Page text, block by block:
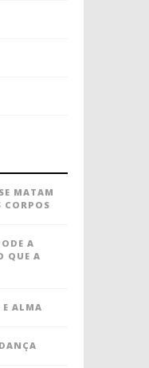
Junho,
2018
MATAM
CORPOS
A
QUE A
ALMA